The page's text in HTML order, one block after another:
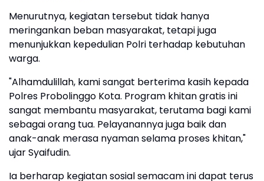
Menurutnya, kegiatan tersebut tidak hanya
meringankan beban masyarakat, tetapi juga
menunjukkan kepedulian Polri terhadap kebutuhan
warga.
"Alhamdulillah, kami sangat berterima kasih kepada
Polres Probolinggo Kota. Program khitan gratis ini
sangat membantu masyarakat, terutama bagi kami
sebagai orang tua. Pelayanannya juga baik dan
anak-anak merasa nyaman selama proses khitan,"
ujar Syaifudin.
Ia berharap kegiatan sosial semacam ini dapat terus